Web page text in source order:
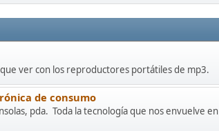
ver con los reproductores portátiles de mp3.
de consumo
pda. Toda la tecnología que nos envuelve en